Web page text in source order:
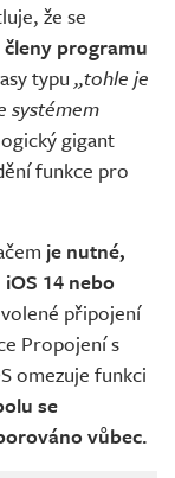
že se
programu
typu „tohle je
systémem
gigant
funkce pro
je nutné,
14 nebo
připojení
Propojení s
omezuje funkci
se
vůbec.